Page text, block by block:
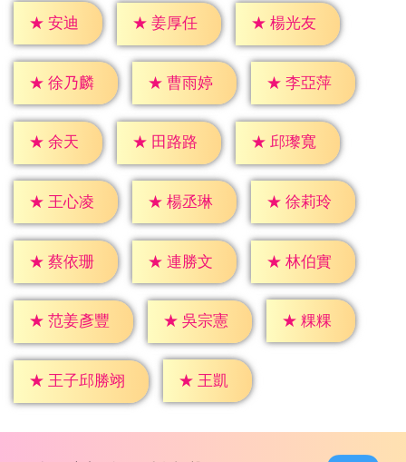
★ 安迪 ★ 姜厚任 ★ 楊光友
★ 徐乃麟 ★ 曹雨婷 ★ 李亞萍
★ 余天 ★ 田路路 ★ 邱瓈寬
★ 王心凌 ★ 楊丞琳 ★ 徐莉玲
★ 蔡依珊 ★ 連勝文 ★ 林伯實
★ 范姜彥豐 ★ 吳宗憲 ★ 粿粿
★ 王子邱勝翊 ★ 王凱